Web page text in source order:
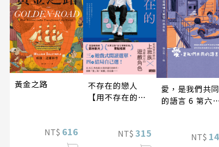
黃金之路
NT$ 616
不存在的戀人
【用不存在的
NT$ 315
愛，是我們共同
的語言 6 第六
NT$